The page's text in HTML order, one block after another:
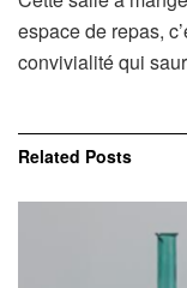
espace de repas,
convivialité qui
Related Posts